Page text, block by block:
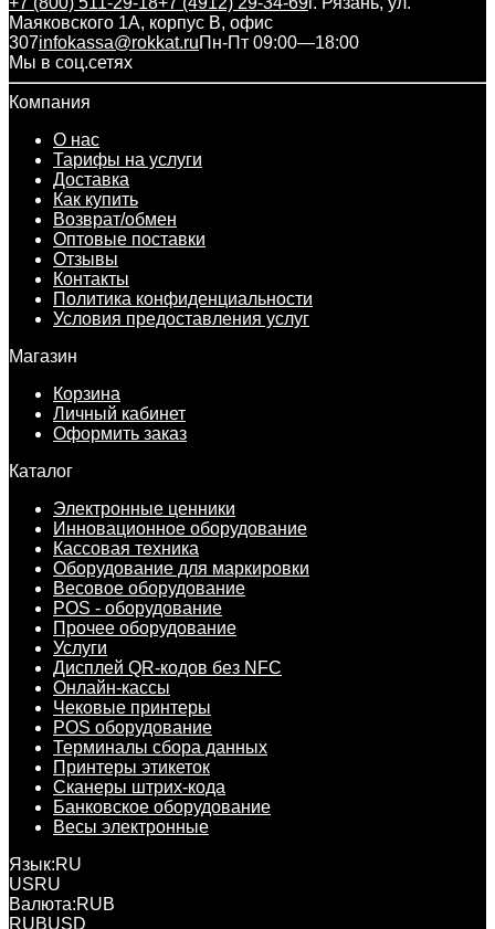
Маяковского 1А, корпус B, офис
307infokassa@rokkat.ruПн-Пт 09:00—18:00
Мы в соц.сетях
Компания
О нас
Тарифы на услуги
Доставка
Как купить
Возврат/обмен
Оптовые поставки
Отзывы
Контакты
Политика конфиденциальности
Условия предоставления услуг
Магазин
Корзина
Личный кабинет
Оформить заказ
Каталог
Электронные ценники
Инновационное оборудование
Кассовая техника
Оборудование для маркировки
Весовое оборудование
POS - оборудование
Прочее оборудование
Услуги
Дисплей QR-кодов без NFC
Онлайн-кассы
Чековые принтеры
POS оборудование
Терминалы сбора данных
Принтеры этикеток
Сканеры штрих-кода
Банковское оборудование
Весы электронные
Язык:RU
USRU
Валюта:RUB
RUBUSD